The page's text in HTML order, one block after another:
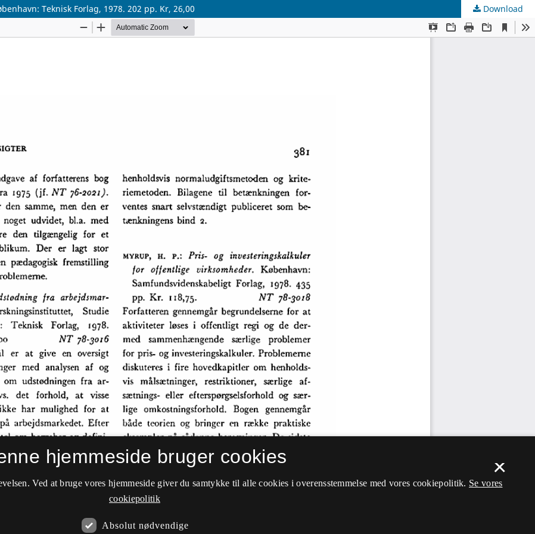
Teknisk Forlag, 1978. 202 pp. Kr, 26,00 Download
×
hjemmeside bruger cookies
Ved at bruge vores hjemmeside giver du samtykke til alle cookies i overensstemmelse med vores cookiepolitik. Se vores
cookiepolitik
Absolut nødvendige